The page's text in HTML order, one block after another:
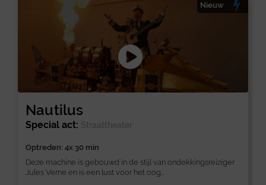
Nautilus
Nieuw
Special act: Straattheater
Optreden: 4x 30 min
Deze machine is gebouwd in de stijl van ondekkingsreiziger
Jules Verne en is een lust voor het oog...